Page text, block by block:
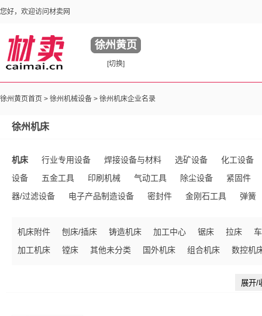
您好，欢迎访问材卖网
徐州黄页
[切换]
徐州黄页首页 > 徐州机械设备 > 徐州机床企业名录
徐州机床
机床 行业专用设备 焊接设备与材料 选矿设备
化工设备
设备
五金工具 印刷机械 气动工具 除尘设备
紧固件
器/过滤设备
电子产品制造设备 密封件 金刚石工具
弹簧
手动工具
五金配件 环保监测设备 整熨洗涤设备
电动工具
高压电器
锻件 内燃机 冶炼设备 链条/链轮 磨料
铸
清洗/清理
机床附件 刨床/插床 铸造机床 加工中心 锯床 拉床
加工机床
镗床 其他未分类 国外机床 组合机床 数控机
展开/